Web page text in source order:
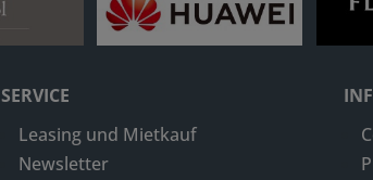
SERVICE
Leasing und Mietkauf
Newsletter